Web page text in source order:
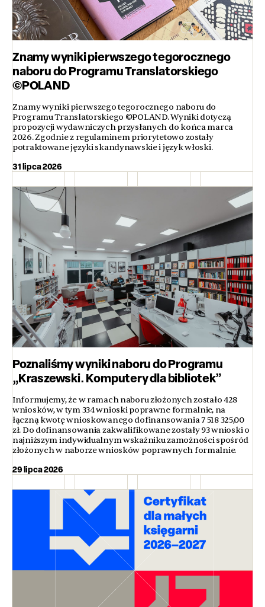
Znamy wyniki pierwszego tegorocznego
naboru do Programu Translatorskiego
©POLAND
Znamy wyniki pierwszego tegorocznego naboru do
Programu Translatorskiego ©POLAND. Wyniki dotyczą
propozycji wydawniczych przysłanych do końca marca
2026. Zgodnie z regulaminem priorytetowo zostały
potraktowane języki skandynawskie i język włoski.
31 lipca 2026
Poznaliśmy wyniki naboru do Programu
„Kraszewski. Komputery dla bibliotek”
Informujemy, że w ramach naboru złożonych zostało 428
wniosków, w tym 334 wnioski poprawne formalnie, na
łączną kwotę wnioskowanego dofinansowania 7 518 325,00
zł. Do dofinansowania zakwalifikowane zostały 93 wnioski o
najniższym indywidualnym wskaźniku zamożności spośród
złożonych w naborze wniosków poprawnych formalnie.
29 lipca 2026